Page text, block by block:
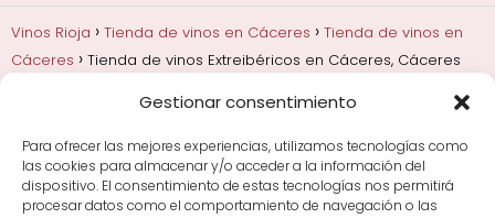
Gestionar consentimiento
Para ofrecer las mejores experiencias, utilizamos tecnologías como
las cookies para almacenar y/o acceder a la información del
dispositivo. El consentimiento de estas tecnologías nos permitirá
procesar datos como el comportamiento de navegación o las
Vinos Rioja Tienda de vinos en Cáceres
Tienda de vinos en
Cáceres
Tienda de vinos Extreibéricos en Cáceres, Cáceres
Añadas, crianza y guarda
Bodegas y marcas de
Comprar vino
Rioja y guías de regalo
Cultura del vino y
curiosidades
Enoturismo en Rioja